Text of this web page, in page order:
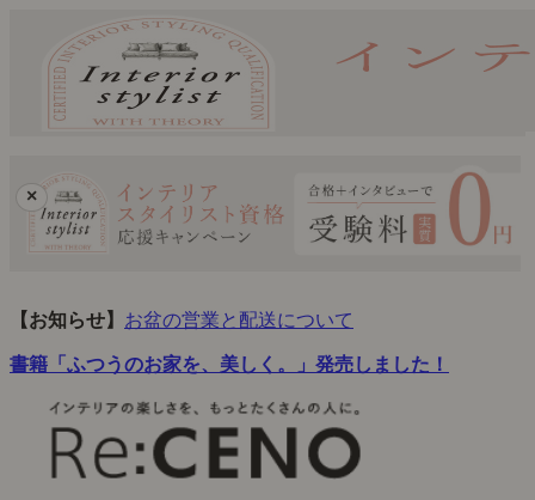
×
【お知らせ】 お盆の営業と配送について
書籍「ふつうのお家を、美しく。」発売しました！